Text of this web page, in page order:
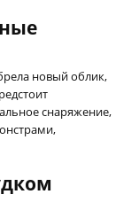
новый облик,
снаряжение,